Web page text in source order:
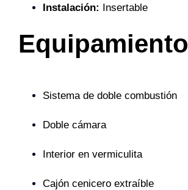
Instalación: Insertable
Equipamiento
Sistema de doble combustión
Doble cámara
Interior en vermiculita
Cajón cenicero extraíble